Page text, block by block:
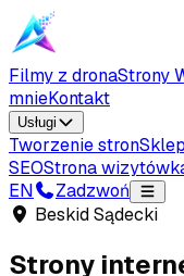
Filmy z dronaStrony
mnieKontakt
Usługi
Tworzenie stron
SEOStrona
EN
Zadzwoń
Beskid Sądecki
Strony